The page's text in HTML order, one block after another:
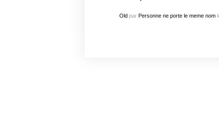
Oldpar Personne ne porte le meme nom